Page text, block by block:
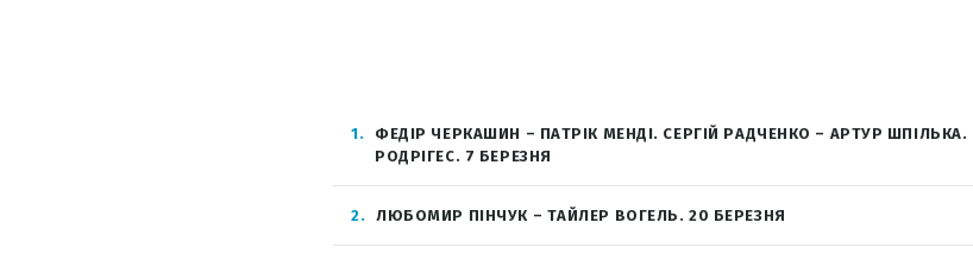
1
ФЕДІР ЧЕРКАШИН – ПАТРІК МЕНДІ. СЕРГІЙ РАДЧЕНКО – АРТУР
РОДРІГЕС. 7 БЕРЕЗНЯ
2 ЛЮБОМИР ПІНЧУК – ТАЙЛЕР ВОГЕЛЬ. 20 БЕРЕЗНЯ